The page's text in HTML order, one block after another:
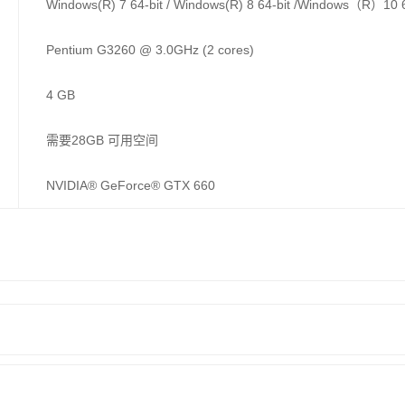
Windows(R) 7 64-bit / Windows(R) 8 64-bit /Windows（R）10
Pentium G3260 @ 3.0GHz (2 cores)
4 GB
需要28GB 可用空间
NVIDIA® GeForce® GTX 660